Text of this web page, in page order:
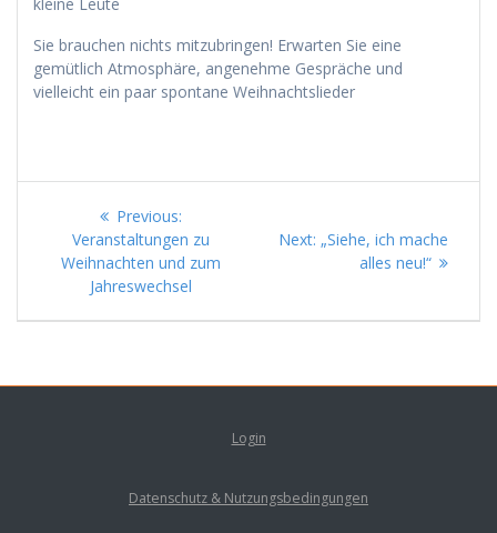
kleine Leute
Sie brauchen nichts mitzubringen! Erwarten Sie eine
gemütlich Atmosphäre, angenehme Gespräche und
vielleicht ein paar spontane Weihnachtslieder
Beitragsnavigation
Previous:Previous
post:
Veranstaltungen zu
Weihnachten und zum
Jahreswechsel
Next: Next
„Siehe, ich mache
alles neu!“
Login
Datenschutz & Nutzungsbedingungen